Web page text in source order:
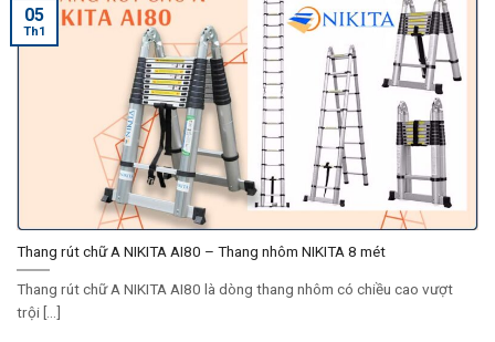
Thang rút chữ A NIKITA AI80 – Thang nhôm NIKITA 8 mét
Thang rút chữ A NIKITA AI80 là dòng thang nhôm có chiều cao vượt
trội [...]
05
Th1